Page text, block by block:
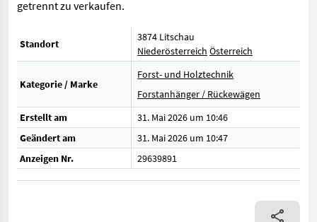
getrennt zu verkaufen.
Standort
3874 Litschau
Niederösterreich Österreich
Kategorie / Marke
Forst- und Holztechnik
Forstanhänger / Rückewägen
Erstellt am
31. Mai 2026 um 10:46
Geändert am
31. Mai 2026 um 10:47
Anzeigen Nr.
29639891